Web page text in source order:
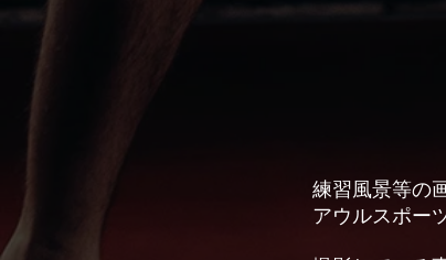
練習風景等の
アウルスポー